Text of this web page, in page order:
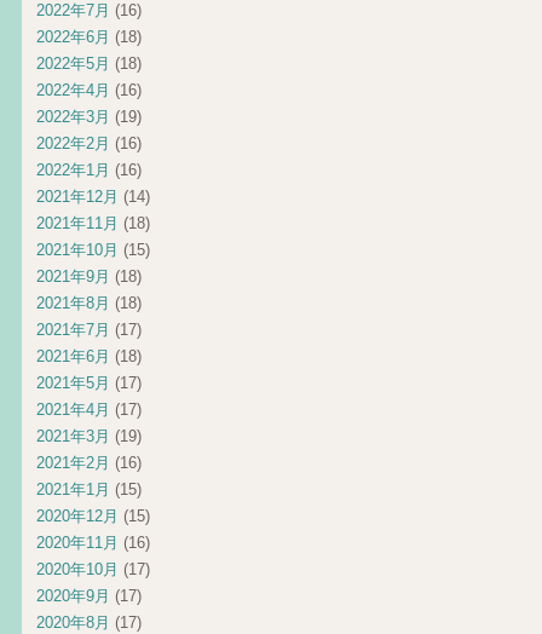
2022年7月 (16)
2022年6月 (18)
2022年5月 (18)
2022年4月 (16)
2022年3月 (19)
2022年2月 (16)
2022年1月 (16)
2021年12月 (14)
2021年11月 (18)
2021年10月 (15)
2021年9月 (18)
2021年8月 (18)
2021年7月 (17)
2021年6月 (18)
2021年5月 (17)
2021年4月 (17)
2021年3月 (19)
2021年2月 (16)
2021年1月 (15)
2020年12月 (15)
2020年11月 (16)
2020年10月 (17)
2020年9月 (17)
2020年8月 (17)